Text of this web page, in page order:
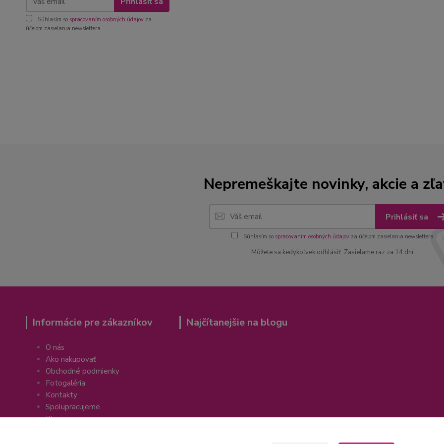
Súhlasím so spracovaním osobných údajov za
účelom zasielania newslettera.
Nepremeškajte novinky, akcie a
Prihlásiť sa
Súhlasím so spracovaním osobných údajovza účelom zasielania newslettera.
Môžete sa kedykoľvek odhlásiť. Zasielame raz za 14 dní.
Informácie pre zákazníkov
O nás
Ako nakupovať
Obchodné podmienky
Fotogaléria
Kontakty
Spolupracujeme
Blog
Najčítanejšie na blogu